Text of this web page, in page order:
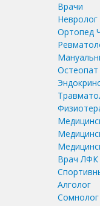
Врачи
Невролог
Ортопед
Остеопат
Врач ЛФК
Алголог
Сомнолог